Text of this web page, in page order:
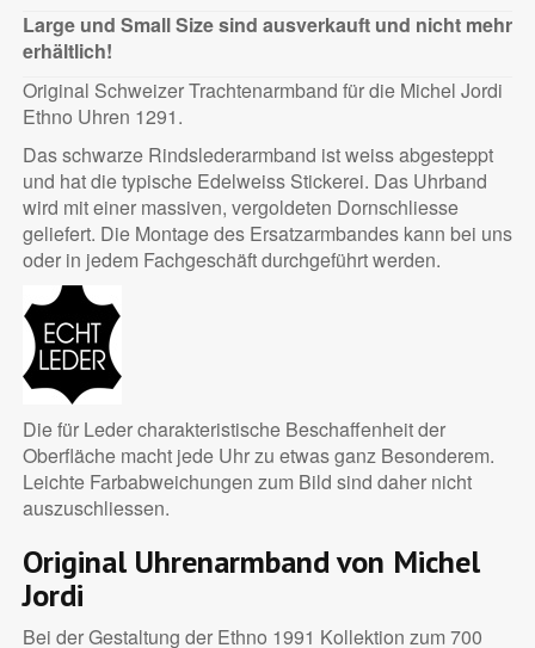
Large und Small Size sind ausverkauft und nicht mehr
erhältlich!
Original Schweizer Trachtenarmband für die Michel Jordi
Ethno Uhren 1291.
Das schwarze Rindslederarmband ist weiss abgesteppt
und hat die typische Edelweiss Stickerei. Das Uhrband
wird mit einer massiven, vergoldeten Dornschliesse
geliefert. Die Montage des Ersatzarmbandes kann bei uns
oder in jedem Fachgeschäft durchgeführt werden.
Die für Leder charakteristische Beschaffenheit der
Oberfläche macht jede Uhr zu etwas ganz Besonderem.
Leichte Farbabweichungen zum Bild sind daher nicht
auszuschliessen.
Original Uhrenarmband von Michel
Jordi
Bei der Gestaltung der Ethno 1991 Kollektion zum 700